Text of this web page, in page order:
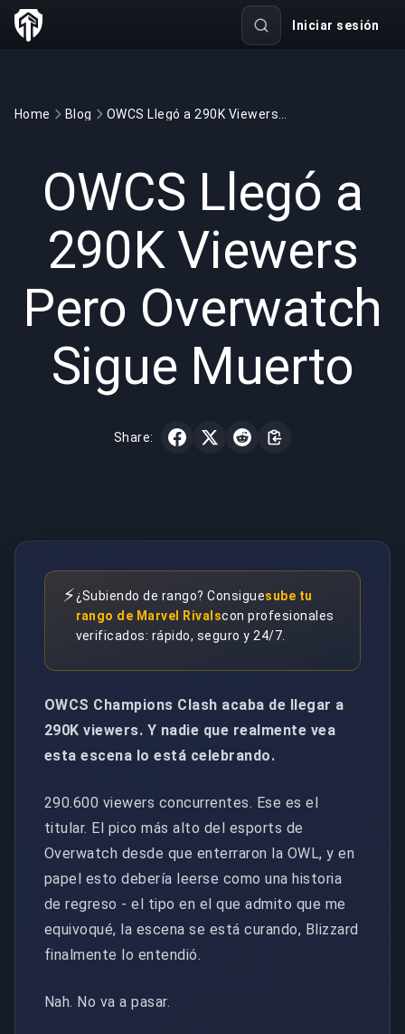
Iniciar sesión
Home Blog
OWCS Llegó a
290K Viewers
Pero Overwatch
Sigue Muerto
Share:
⚡¿Subiendo de rango? Consiguesube tu
rango de Marvel Rivalscon profesionales
verificados: rápido, seguro y 24/7.
OWCS Champions Clash acaba de llegar a
290K viewers. Y nadie que realmente vea
esta escena lo está celebrando.
290.600 viewers concurrentes. Ese es el
titular. El pico más alto del esports de
Overwatch desde que enterraron la OWL, y en
papel esto debería leerse como una historia
de regreso - el tipo en el que admito que me
equivoqué, la escena se está curando, Blizzard
finalmente lo entendió.
Nah. No va a pasar.